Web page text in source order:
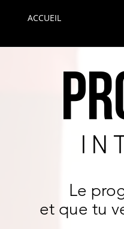
ACCUEIL
Le
et que tu